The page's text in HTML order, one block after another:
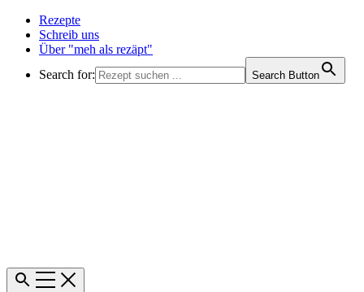
Rezepte
Schreib uns
Über "meh als rezäpt"
Search for:
Search Button